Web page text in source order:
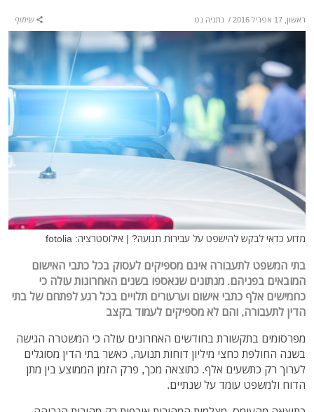
ראשון, 17 אפריל 2016 / נתניה נט שיתוף
מדוע כדאי לבקש להישפט על עבירות תנועה? | אילוסטרציה: fotolia
בתי המשפט לתעבורה אינם מספיקים לעסוק בכל כתבי האישום
המובאים בפניהם. מנתונים שנאספו בשנים האחרונות עולה כי
כחמישים אלף כתבי אישום וערעורים תלויים בכל רגע לפתחם של בתי
הדין לתעבורה, והם לא מספיקים לעמוד בקצב
מפרסומים בתקשורת בחודשים האחרונים עולה כי המשטרה הגישה
בשנה החולפת כחצי מיליון דוחות תנועה, כאשר בתי הדין מסוגלים
לערוך רק כתשעים אלף. כתוצאה מכך, פרק הזמן הממוצע בין מתן
הדוח ולמשפט עומד על שנתיים.